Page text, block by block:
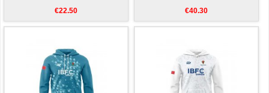
€22.50 €40.30